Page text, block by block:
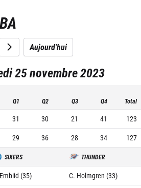
Aujourd'hui
25 novembre 2023
Q1 Q2 Q3 Q4 Total
31 30 21 41
123
29 36 28 34 127
SIXERS THUNDER
(35)
C. Holmgren (33)